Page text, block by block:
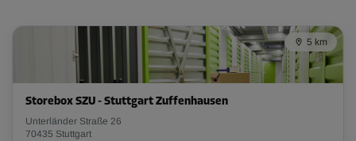
B:
-30%
93,00 EUR/Mon
5 km
Storebox SZU - Stuttgart Zuffenhausen
Unterländer Straße 26
70435 Stuttgart